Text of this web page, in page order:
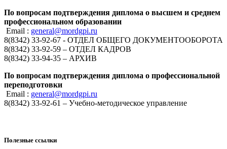
По вопросам подтверждения диплома о высшем и среднем
профессиональном образовании
Email : general@mordgpi.ru
8(8342) 33-92-67 - ОТДЕЛ ОБЩЕГО ДОКУМЕНТООБОРОТА
8(8342) 33-92-59 – ОТДЕЛ КАДРОВ
8(8342) 33-94-35 – АРХИВ
По вопросам подтверждения диплома о профессиональной
переподготовки
Email : general@mordgpi.ru
8(8342) 33-92-61 – Учебно-методическое управление
Полезные ссылки